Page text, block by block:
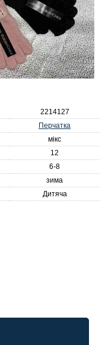
2214127
Перчатка
мікс
12
6-8
зима
Дитяча